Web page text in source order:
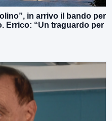
in arrivo il bando per
Errico: “Un traguardo per